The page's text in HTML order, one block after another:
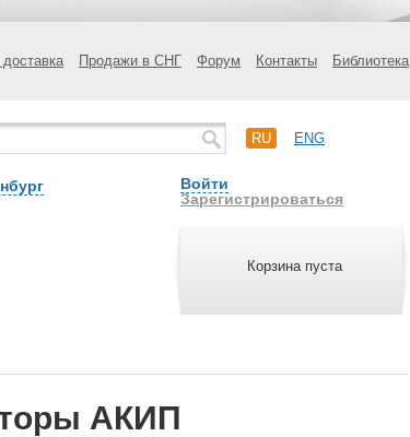
Продажи в СНГ Форум Контакты Библиотека
RU ENG
Войти
Зарегистрироваться
Корзина пуста
АКИП